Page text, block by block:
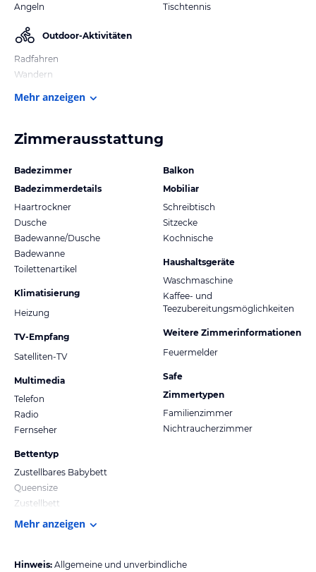
Angeln
Outdoor-Aktivitäten
Radfahren
Wandern
Tischtennis
Mehr anzeigen
Zimmerausstattung
Badezimmer
Badezimmerdetails
Haartrockner
Dusche
Badewanne/Dusche
Badewanne
Toilettenartikel
Klimatisierung
Heizung
TV-Empfang
Satelliten-TV
Multimedia
Telefon
Radio
Fernseher
Bettentyp
Zustellbares Babybett
Queensize
Zustellbett
Balkon
Mobiliar
Schreibtisch
Sitzecke
Kochnische
Haushaltsgeräte
Waschmaschine
Kaffee- und
Teezubereitungsmöglichkeiten
Weitere Zimmerinformationen
Feuermelder
Safe
Zimmertypen
Familienzimmer
Nichtraucherzimmer
Mehr anzeigen
Hinweis: Allgemeine und unverbindliche